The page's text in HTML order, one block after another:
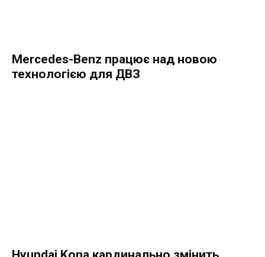
Mercedes-Benz працює над новою
технологією для ДВЗ